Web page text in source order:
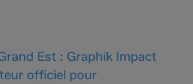
Est : Graphik Impact
officiel pour